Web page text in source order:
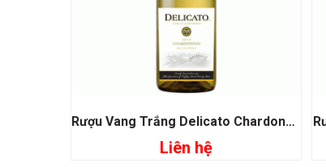
Đọc tiếp
Rượu Vang Trắng Delicato Chardonnay
Liên hệ